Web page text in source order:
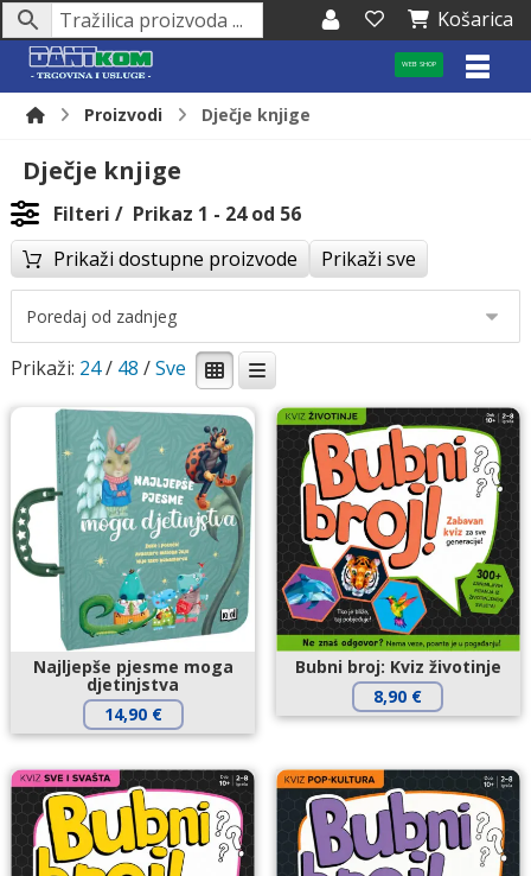
Košarica
WEB SHOP
Proizvodi Dječje knjige
Dječje knjige
Filteri
Prikaz 1 - 24 od 56
Prikaži dostupne proizvode
Prikaži sve
Prikaži: 24/ 48 /
Najljepše pjesme moga
djetinjstva
14,90 €
Bubni broj: Kviz životinje
8,90 €